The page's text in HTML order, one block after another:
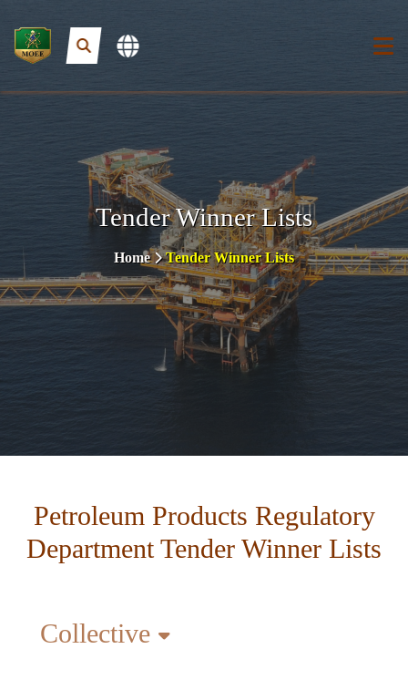
Tender Winner Lists
Home Tender Winner Lists
Petroleum Products Regulatory
Department Tender Winner Lists
Collective